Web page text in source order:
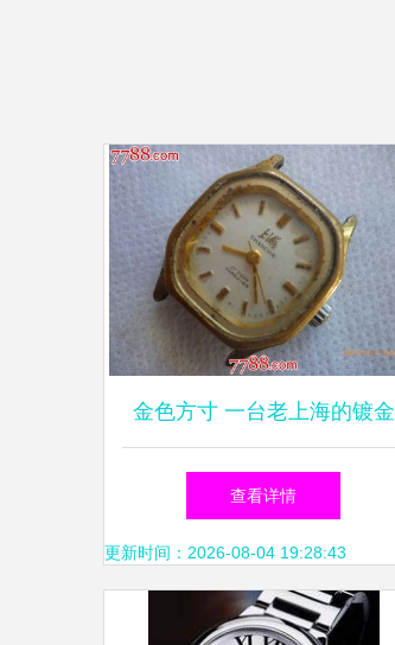
金色方寸 一台老上海的镀金
手表情怀
查看详情
更新时间：2026-08-04 19:28:43